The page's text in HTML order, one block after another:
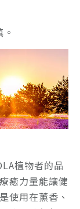
植物者的品
癒力量能讓健
使用在薰香、